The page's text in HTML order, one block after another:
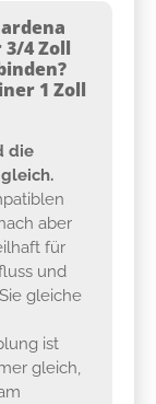
4 Zoll
1 Zoll
die
aber
für
und
gleiche
ist
gleich,